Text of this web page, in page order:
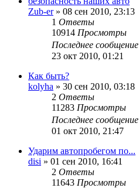
Zub-er» 08 сен 2010, 23:13
1 Ответы
10914 Просмотры
Последнее сообщение
23 окт 2010, 01:21
Как быть?
kolyha » 30 сен 2010, 03:18
2 Ответы
11283 Просмотры
Последнее сообщение
01 окт 2010, 21:47
Ударим автопробегом по...
disi » 01 сен 2010, 16:41
2 Ответы
11643 Просмотры